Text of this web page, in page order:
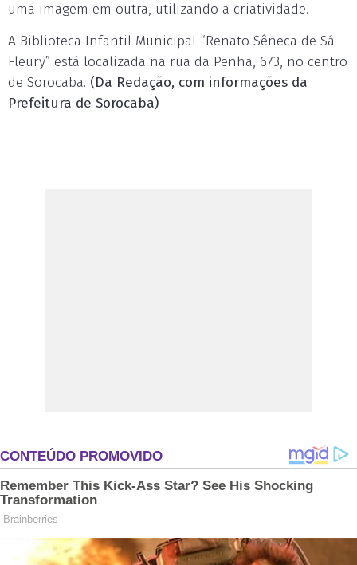
uma imagem em outra, utilizando a criatividade.
A Biblioteca Infantil Municipal “Renato Sêneca de Sá
Fleury” está localizada na rua da Penha, 673, no centro
de Sorocaba. (Da Redação, com informações da
Prefeitura de Sorocaba)